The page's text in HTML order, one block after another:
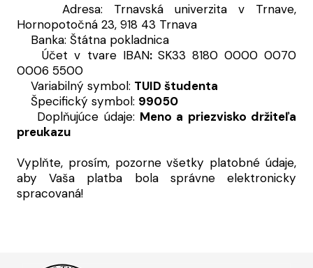
Adresa: Trnavská univerzita v Trnave,
Hornopotočná 23, 918 43 Trnava
Banka: Štátna pokladnica
Účet v tvare IBAN: SK33 8180 0000 0070
0006 5500
Variabilný symbol: TUID študenta
Špecifický symbol: 99050
Doplňujúce údaje: Meno a priezvisko držiteľa
preukazu
Vyplňte, prosím, pozorne všetky platobné údaje,
aby Vaša platba bola správne elektronicky
spracovaná!